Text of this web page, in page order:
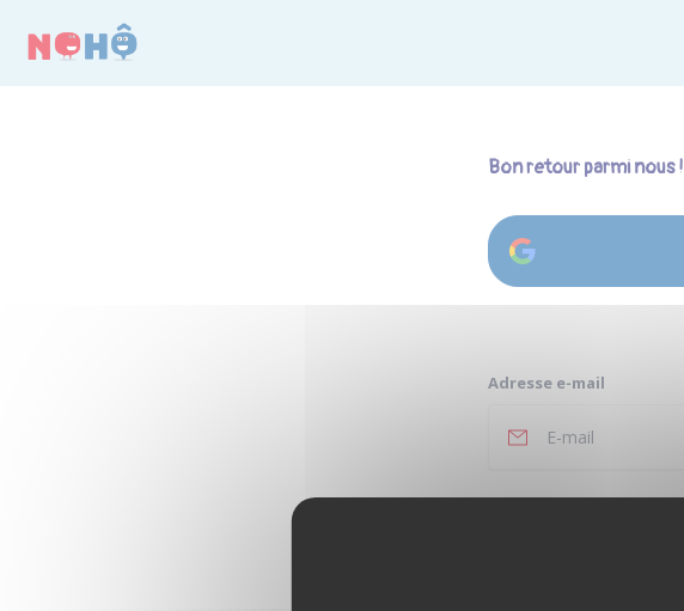
Bon retour parmi nous !
Adresse e-mail